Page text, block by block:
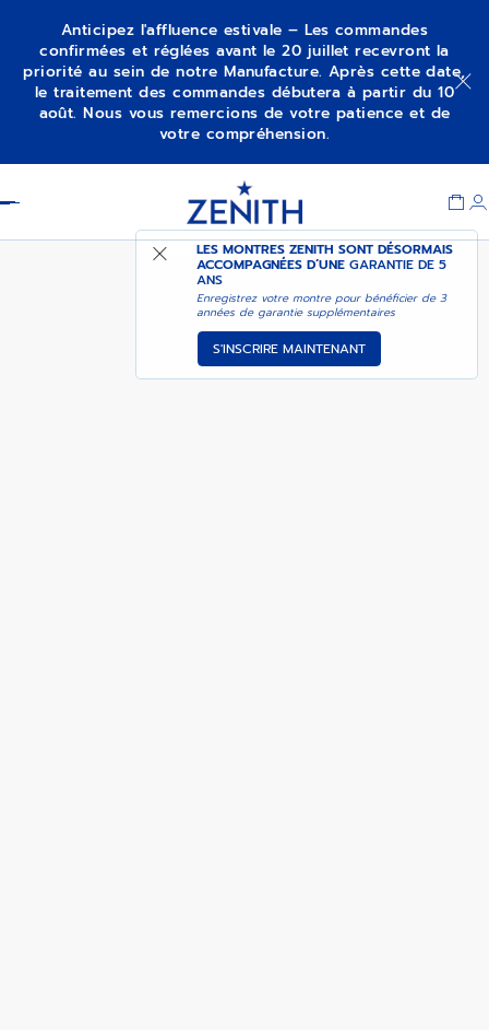
Anticipez l'affluence estivale – Les commandes
confirmées et réglées avant le 20 juillet recevront la
priorité au sein de notre Manufacture. Après cette date,
le traitement des commandes débutera à partir du 10
août. Nous vous remercions de votre patience et de
votre compréhension.
LES MONTRES ZENITH SONT DÉSORMAIS
ACCOMPAGNÉES D’UNEGARANTIE DE 5
ANS
Enregistrez votre montre pour bénéficier de 3
années de garantie supplémentaires
S'INSCRIRE MAINTENANT
PILOT BIG DATE FLYBACK AJOUTER AU PANIER